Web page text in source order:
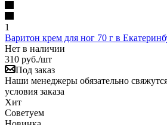
1
Варитон крем для ног 70 г в
Нет в наличии
310 руб./шт
Под заказ
Наши менеджеры обязательно
условия заказа
Хит
Советуем